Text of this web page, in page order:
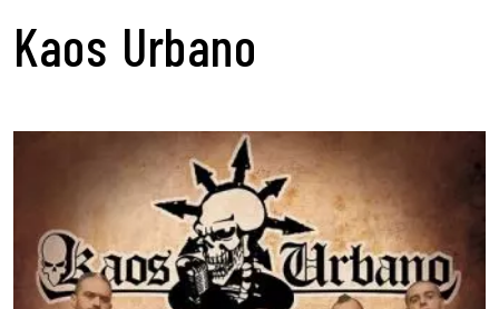
Kaos Urbano